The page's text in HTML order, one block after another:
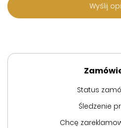
Wyślij
Status
Śledzenie
Chcę